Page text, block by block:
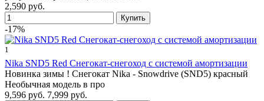
2,590 руб.
-17%
1
Nika SND5 Red Снегокат-снегоход с системой амортизации
Новинка зимы ! Снегокат Nika - Snowdrive (SND5) красный
Необычная модель в про
9,596 руб. 7,999 руб.